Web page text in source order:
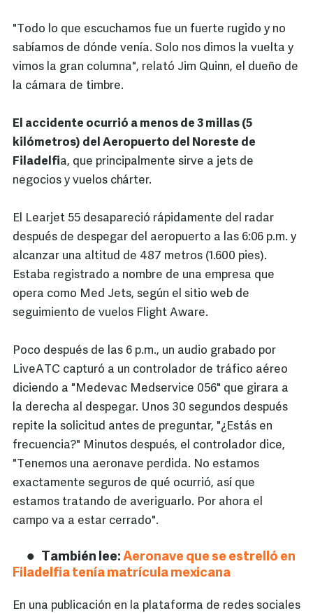
"Todo lo que escuchamos fue un fuerte rugido y no
sabíamos de dónde venía. Solo nos dimos la vuelta y
vimos la gran columna", relató Jim Quinn, el dueño de
la cámara de timbre.
El accidente ocurrió a menos de 3 millas (5
kilómetros) del Aeropuerto del Noreste de
Filadelfia, que principalmente sirve a jets de
negocios y vuelos chárter.
El Learjet 55 desapareció rápidamente del radar
después de despegar del aeropuerto a las 6:06 p.m. y
alcanzar una altitud de 487 metros (1.600 pies).
Estaba registrado a nombre de una empresa que
opera como Med Jets, según el sitio web de
seguimiento de vuelos Flight Aware.
Poco después de las 6 p.m., un audio grabado por
LiveATC capturó a un controlador de tráfico aéreo
diciendo a "Medevac Medservice 056" que girara a
la derecha al despegar. Unos 30 segundos después
repite la solicitud antes de preguntar, "¿Estás en
frecuencia?" Minutos después, el controlador dice,
"Tenemos una aeronave perdida. No estamos
exactamente seguros de qué ocurrió, así que
estamos tratando de averiguarlo. Por ahora el
campo va a estar cerrado".
También lee: Aeronave que se estrelló en
Filadelfia tenía matrícula mexicana
En una publicación en la plataforma de redes sociales